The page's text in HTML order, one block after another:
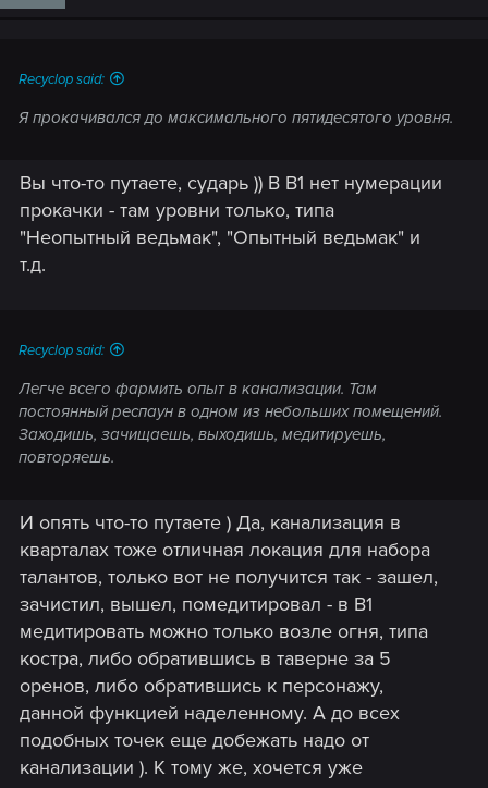
Recyclop said:
Я прокачивался до максимального пятидесятого уровня.
Вы что-то путаете, сударь )) В В1 нет нумерации
прокачки - там уровни только, типа
"Неопытный ведьмак", "Опытный ведьмак" и
т.д.
Recyclop said:
Легче всего фармить опыт в канализации. Там
постоянный респаун в одном из небольших помещений.
Заходишь, зачищаешь, выходишь, медитируешь,
повторяешь.
И опять что-то путаете ) Да, канализация в
кварталах тоже отличная локация для набора
талантов, только вот не получится так - зашел,
зачистил, вышел, помедитировал - в В1
медитировать можно только возле огня, типа
костра, либо обратившись в таверне за 5
оренов, либо обратившись к персонажу,
данной функцией наделенному. А до всех
подобных точек еще добежать надо от
канализации ). К тому же, хочется уже